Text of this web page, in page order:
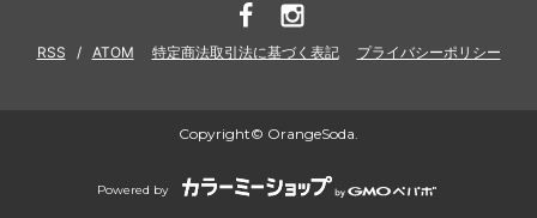
RSS / ATOM 特定商法取引法に基づく表記 プライバシーポリシー
Copyright© OrangeSoda.
Powered by